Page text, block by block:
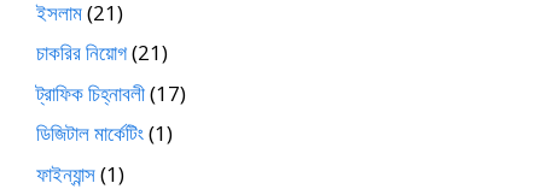
ইসলাম(21)
চাকরির নিয়োগ(21)
ট্রাফিক চিহ্নাবলী(17)
ডিজিটাল মার্কেটিং(1)
ফাইন্যান্স(1)